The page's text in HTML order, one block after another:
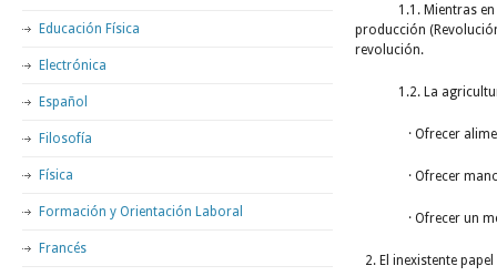
1.1. Mientras en
producción
revolución.
1.2. La agricultura
· Ofrecer
· Ofrecer mano
· Ofrecer un
2. El inexistente
Educación Física
Electrónica
Español
Filosofía
Física
Formación y Orientación Laboral
Francés